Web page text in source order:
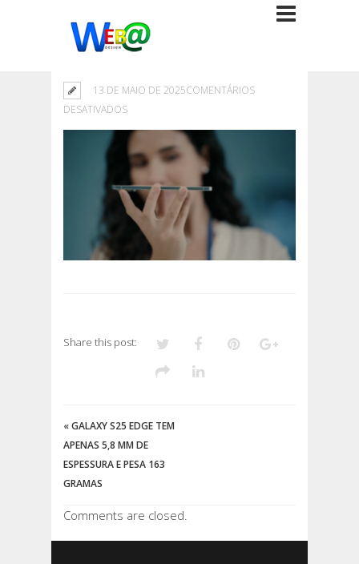
13 DE MAIO DE 2025COMENTÁRIOS
DESATIVADOSEM
Share this post:
«GALAXY S25 EDGE TEM
APENAS 5,8 MM DE
ESPESSURA E PESA 163
GRAMAS
Comments are closed.